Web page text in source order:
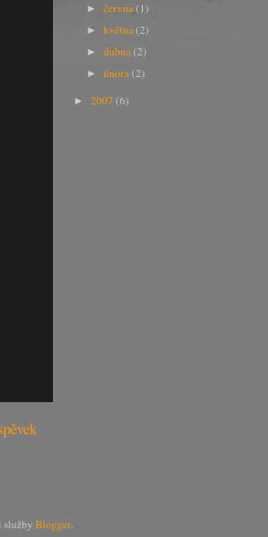
►června(1)
►května(2)
►dubna (2)
►února(2)
► 2007 (6)
služby Blogger.